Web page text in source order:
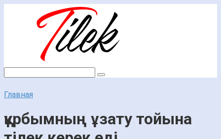
Главная
құрбымның ұзату тойына